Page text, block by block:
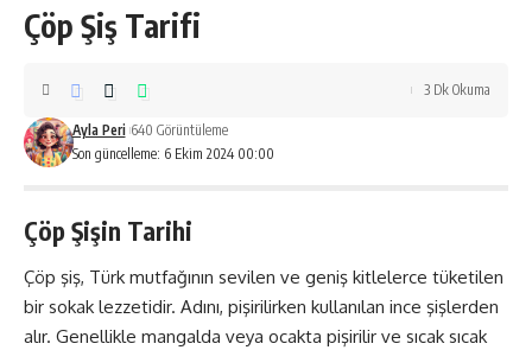
Çöp Şiş Tarifi
Son güncelleme: 6 Ekim 2024 00:00
Ayla Peri 640 Görüntüleme
3 Dk Okuma
Çöp Şişin Tarihi
Çöp şiş, Türk mutfağının sevilen ve geniş kitlelerce tüketilen
bir sokak lezzetidir. Adını, pişirilirken kullanılan ince şişlerden
alır. Genellikle mangalda veya ocakta pişirilir ve sıcak sıcak